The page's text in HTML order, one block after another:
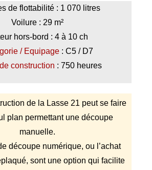
de flottabilité : 1 070 litres
Voilure : 29 m²
hors-bord : 4 à 10 ch
/ Equipage: C5 / D7
construction : 750 heures
de la Lasse 21 peut se faire
plan permettant une découpe
manuelle.
découpe numérique, ou l’achat
sont une option qui facilite